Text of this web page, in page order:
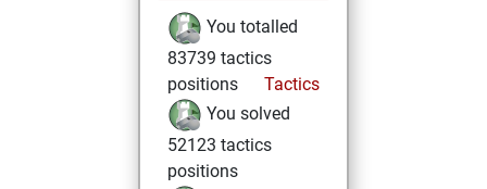
You totalled
83739 tactics
positions
Tactics
You solved
52123 tactics
positions